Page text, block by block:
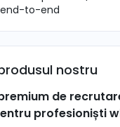
to-end
nostru
de
profesioniști